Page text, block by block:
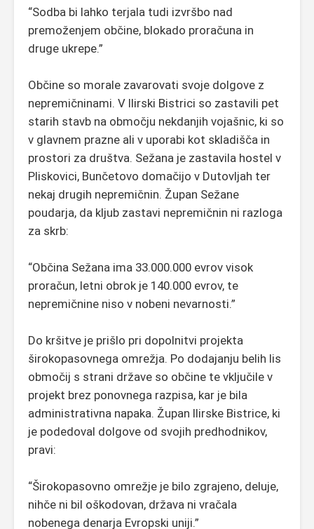
“Sodba bi lahko terjala tudi izvršbo nad
premoženjem občine, blokado proračuna in
druge ukrepe.”
Občine so morale zavarovati svoje dolgove z
nepremičninami. V Ilirski Bistrici so zastavili pet
starih stavb na območju nekdanjih vojašnic, ki so
v glavnem prazne ali v uporabi kot skladišča in
prostori za društva. Sežana je zastavila hostel v
Pliskovici, Bunčetovo domačijo v Dutovljah ter
nekaj drugih nepremičnin. Župan Sežane
poudarja, da kljub zastavi nepremičnin ni razloga
za skrb:
“Občina Sežana ima 33.000.000 evrov visok
proračun, letni obrok je 140.000 evrov, te
nepremičnine niso v nobeni nevarnosti.”
Do kršitve je prišlo pri dopolnitvi projekta
širokopasovnega omrežja. Po dodajanju belih lis
območij s strani države so občine te vključile v
projekt brez ponovnega razpisa, kar je bila
administrativna napaka. Župan Ilirske Bistrice, ki
je podedoval dolgove od svojih predhodnikov,
pravi:
“Širokopasovno omrežje je bilo zgrajeno, deluje,
nihče ni bil oškodovan, država ni vračala
nobenega denarja Evropski uniji.”